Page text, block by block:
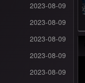
2023-08-09
2023-08-09
2023-08-09
2023-08-09
2023-08-09